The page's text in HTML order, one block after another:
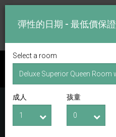
查看房間
入住日期
彈性的日期 - 最低價保證
Select a room
成人 孩童